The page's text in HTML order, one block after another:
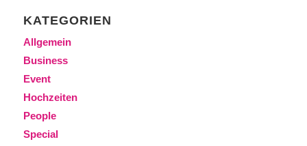
KATEGORIEN
Allgemein
Business
Event
Hochzeiten
People
Special